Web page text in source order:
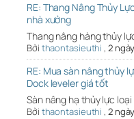
RE: Thang Nâng Thủy
nhà xưởng
Thang nâng hàng thủy
Bởi thaontasieuthi , 2
RE: Mua sàn nâng thủy
Dock leveler giá tốt
Sàn nâng hạ thủy lực
Bởi thaontasieuthi , 2